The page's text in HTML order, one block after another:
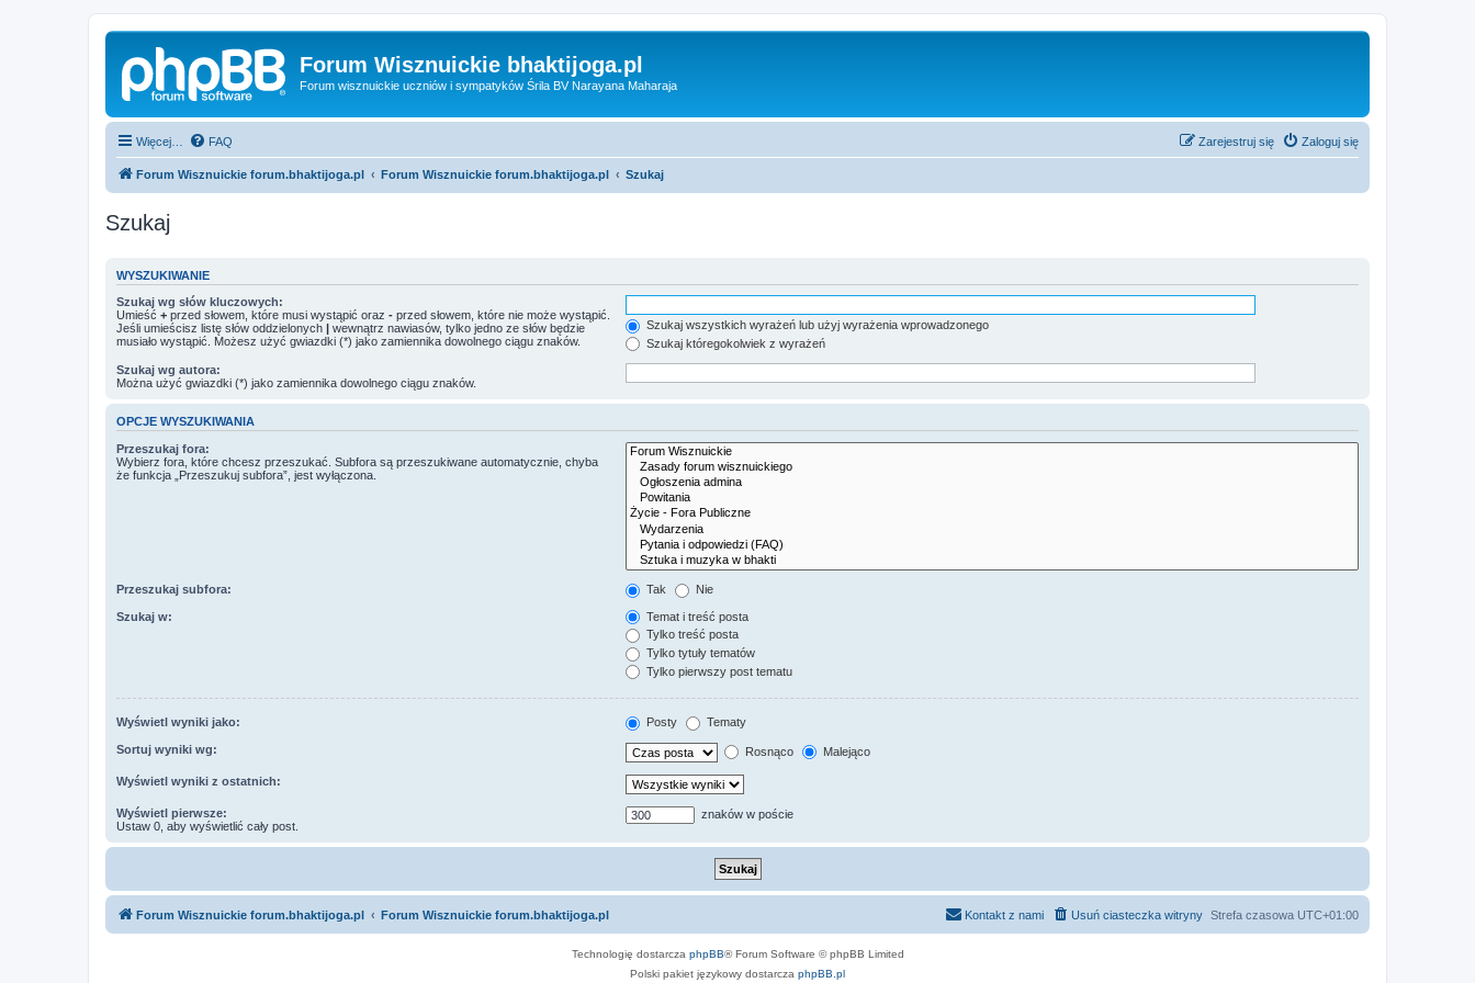
Forum Wisznuickie bhaktijoga.pl
Forum wisznuickie uczniów i sympatyków Śrila BV Narayana Maharaja
Więcej… FAQ Zaloguj się
Zarejestruj się
Forum Wisznuickie forum.bhaktijoga.pl Forum Wisznuickie forum.bhaktijoga.pl Szukaj
Szukaj
WYSZUKIWANIE
Szukaj wg słów kluczowych:
Umieść + przed słowem, które musi wystąpić oraz - przed słowem, które nie może wystąpić.
Jeśli umieścisz listę słów oddzielonych | wewnątrz nawiasów, tylko jedno ze słów będzie
musiało wystąpić. Możesz użyć gwiazdki (*) jako zamiennika dowolnego ciągu znaków.
Szukaj wszystkich wyrażeń lub użyj wyrażenia wprowadzonego
Szukaj któregokolwiek z wyrażeń
Szukaj wg autora:
Można użyć gwiazdki (*) jako zamiennika dowolnego ciągu znaków.
OPCJE WYSZUKIWANIA
Przeszukaj fora:
Wybierz fora, które chcesz przeszukać. Subfora są przeszukiwane automatycznie, chyba
że funkcja „Przeszukuj subfora”, jest wyłączona.
Przeszukaj subfora: Tak Nie
Szukaj w:
Temat i treść posta
Tylko treść posta
Tylko tytuły tematów
Tylko pierwszy post tematu
Wyświetl wyniki jako: Posty Tematy
Sortuj wyniki wg: Rosnąco Malejąco
Wyświetl wyniki z ostatnich:
Wyświetl pierwsze:
Ustaw 0, aby wyświetlić cały post.
znaków w poście
Forum Wisznuickie forum.bhaktijoga.pl Forum Wisznuickie forum.bhaktijoga.pl Strefa czasowa UTC+01:00
Usuń ciasteczka witryny
Kontakt z nami
Technologię dostarcza phpBB® Forum Software © phpBB Limited
Polski pakiet językowy dostarcza phpBB.pl